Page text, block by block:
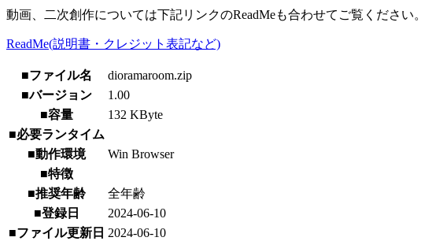
動画、二次創作については下記リンクのReadMeも合わせてご覧ください。
ReadMe(説明書・クレジット表記など)
■ファイル名
dioramaroom.zip
■バージョン
1.00
■容量
132 KByte
■必要ランタイム
■動作環境
Win Browser
■特徴
■推奨年齢
全年齢
■登録日
2024-06-10
■ファイル更新日 2024-06-10